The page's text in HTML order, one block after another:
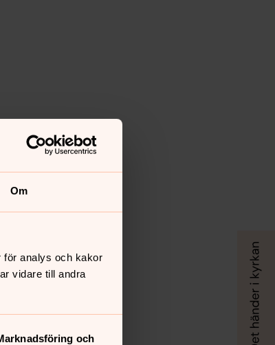
Om
för analys och kakor
vidare till andra
och